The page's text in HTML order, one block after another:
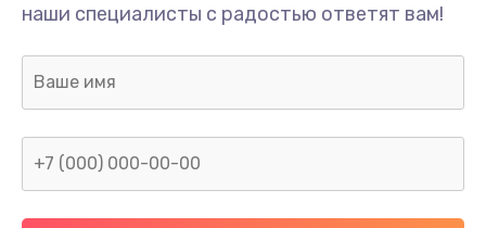
1400 руб.
Заказать
Нет звука
800 руб.
наши специалисты с радостью ответят вам!